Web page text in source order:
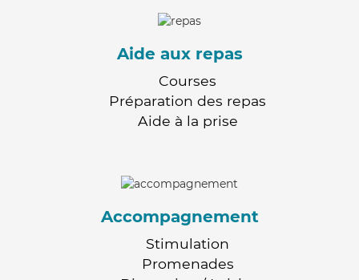
Aide aux repas
Courses
Préparation des repas
Aide à la prise
Accompagnement
Stimulation
Promenades